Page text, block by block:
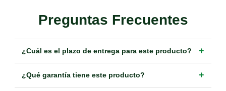
Preguntas Frecuentes
¿Cuál es el plazo de entrega para este producto? +
¿Qué garantía tiene este producto? +